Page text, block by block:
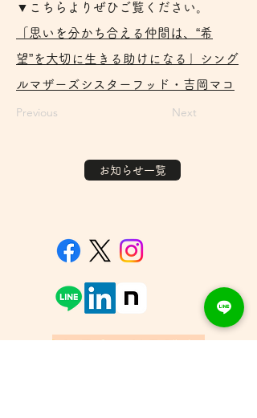
▼こちらよりぜひご覧ください。
「思いを分かち合える仲間は、“希
望”を大切に生きる助けになる」シング
ルマザーズシスターフッド・吉岡マコ
Previous Next
お知らせ一覧